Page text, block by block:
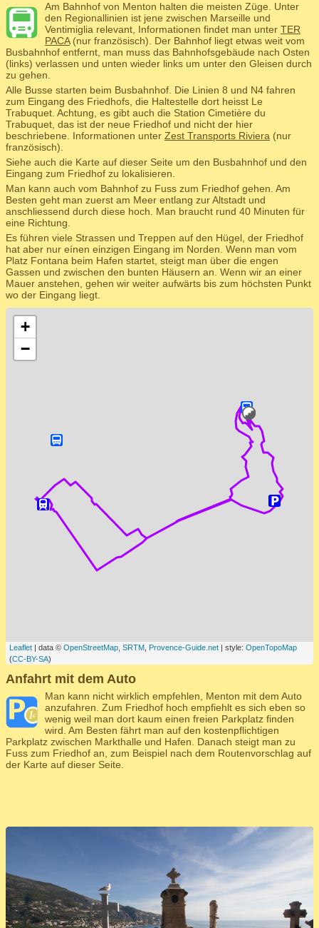
Am Bahnhof von Menton halten die meisten Züge. Unter
den Regionallinien ist jene zwischen Marseille und
Ventimiglia relevant, Informationen findet man unter TER
PACA(nur französisch). Der Bahnhof liegt etwas weit vom
Busbahnhof entfernt, man muss das Bahnhofsgebäude nach Osten
(links) verlassen und unten wieder links um unter den Gleisen durch
zu gehen.
Alle Busse starten beim Busbahnhof. Die Linien 8 und N4 fahren
zum Eingang des Friedhofs, die Haltestelle dort heisst Le
Trabuquet. Achtung, es gibt auch die Station Cimetière du
Trabuquet, das ist der neue Friedhof und nicht der hier
beschriebene. Informationen unter Zest Transports Riviera (nur
französisch).
Siehe auch die Karte auf dieser Seite um den Busbahnhof und den
Eingang zum Friedhof zu lokalisieren.
Man kann auch vom Bahnhof zu Fuss zum Friedhof gehen. Am
Besten geht man zuerst am Meer entlang zur Altstadt und
anschliessend durch diese hoch. Man braucht rund 40 Minuten für
eine Richtung.
Es führen viele Strassen und Treppen auf den Hügel, der Friedhof
hat aber nur eínen einzigen Eingang im Norden. Wenn man vom
Platz Fontana beim Hafen startet, steigt man über die engen
Gassen und zwischen den bunten Häusern an. Wenn wir an einer
Mauer anstehen, gehen wir weiter aufwärts bis zum höchsten Punkt
wo der Eingang liegt.
+
−
Leaflet | data © OpenStreetMap SRTM Provence-Guide.net | style: OpenTopoMap
(CC-BY-SA)
Anfahrt mit dem Auto
Man kann nicht wirklich empfehlen, Menton mit dem Auto
anzufahren. Zum Friedhof hoch empfiehlt es sich eben so
wenig weil man dort kaum einen freien Parkplatz finden
wird. Am Besten fährt man auf den kostenpflichtigen
Parkplatz zwischen Markthalle und Hafen. Danach steigt man zu
Fuss zum Friedhof an, zum Beispiel nach dem Routenvorschlag auf
der Karte auf dieser Seite.